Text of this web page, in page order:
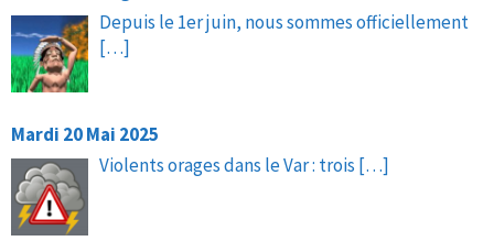
Depuis le 1er juin, nous sommes officiellement
[…]
Mardi 20 Mai 2025
Violents orages dans le Var : trois […]